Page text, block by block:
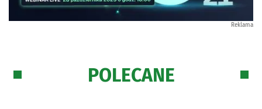
Reklama
POLECANE